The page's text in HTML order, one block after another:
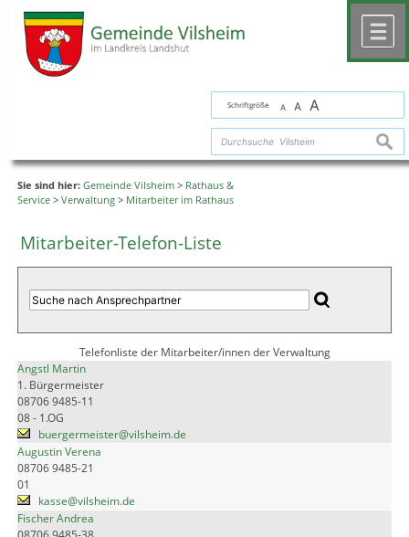
Schriftgröße A A A
Sie sind hier: Gemeinde Vilsheim > Rathaus &
Service > Verwaltung > Mitarbeiter im Rathaus
Mitarbeiter-Telefon-Liste
Telefonliste der Mitarbeiter/innen der Verwaltung
Angstl Martin
1. Bürgermeister
08706 9485-11
08 - 1.OG
buergermeister@vilsheim.de
Augustin Verena
08706 9485-21
01
kasse@vilsheim.de
Fischer Andrea